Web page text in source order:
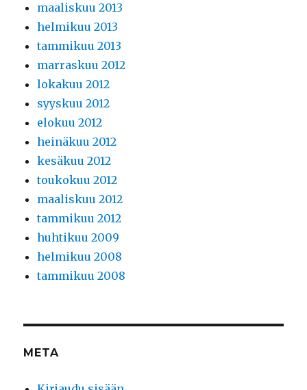
maaliskuu 2013
helmikuu 2013
tammikuu 2013
marraskuu 2012
lokakuu 2012
syyskuu 2012
elokuu 2012
heinäkuu 2012
kesäkuu 2012
toukokuu 2012
maaliskuu 2012
tammikuu 2012
huhtikuu 2009
helmikuu 2008
tammikuu 2008
META